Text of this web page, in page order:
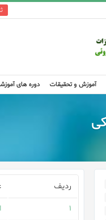
آموزش و تحقیقات دوره های
ردیف
۱